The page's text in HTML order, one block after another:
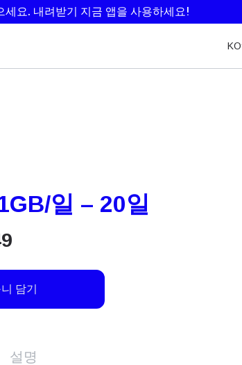
세요. 내려받기 지금 앱을 사용하세요!
KO
일 – 20일
담기
설명